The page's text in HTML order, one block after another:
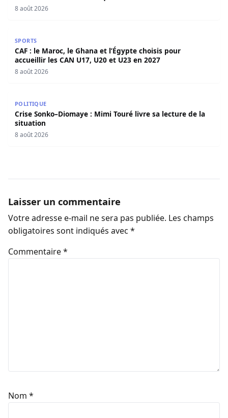
8 août 2026
SPORTS
CAF : le Maroc, le Ghana et l’Égypte choisis pour
accueillir les CAN U17, U20 et U23 en 2027
8 août 2026
POLITIQUE
Crise Sonko–Diomaye : Mimi Touré livre sa lecture de la
situation
8 août 2026
Laisser un commentaire
Votre adresse e-mail ne sera pas publiée. Les champs
obligatoires sont indiqués avec *
Commentaire*
Nom *